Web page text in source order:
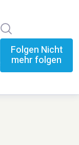
Folgen Nicht
mehr folgen